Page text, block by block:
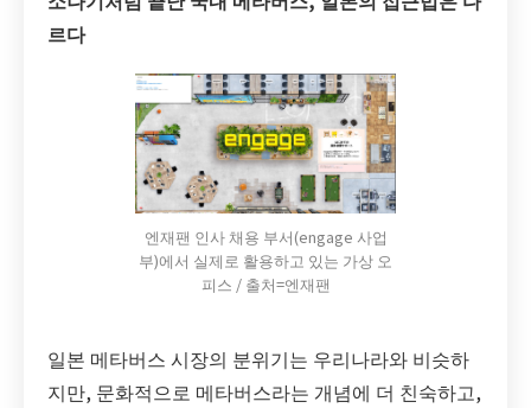
르다
엔재팬 인사 채용 부서(engage 사업
부)에서 실제로 활용하고 있는 가상 오
피스 / 출처=엔재팬
일본 메타버스 시장의 분위기는 우리나라와 비슷하
지만, 문화적으로 메타버스라는 개념에 더 친숙하고,